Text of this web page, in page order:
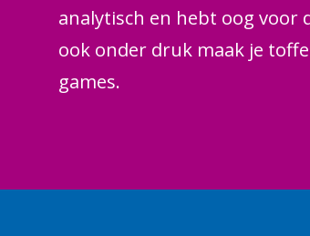
analytisch en hebt oog voor
ook onder druk maak je
games.